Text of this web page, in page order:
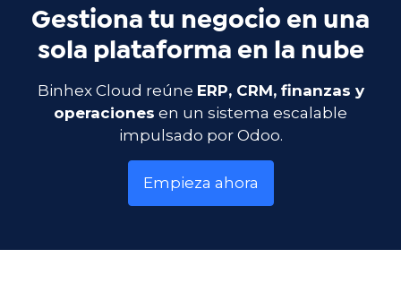
Gestiona tu negocio en una
sola plataforma en la nube
Binhex Cloud reúne ERP, CRM, finanzas y
operaciones en un sistema escalable
impulsado por Odoo.
Empieza ahora